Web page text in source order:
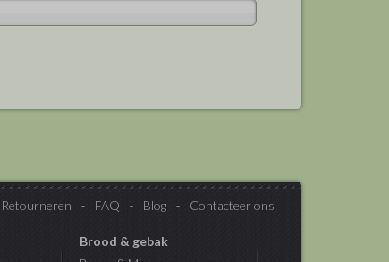
Retourneren FAQ Blog Contacteer ons
Brood & gebak